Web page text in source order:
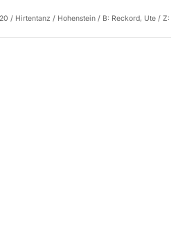
/ Hirtentanz / Hohenstein / B: Reckord, Ute / Z: